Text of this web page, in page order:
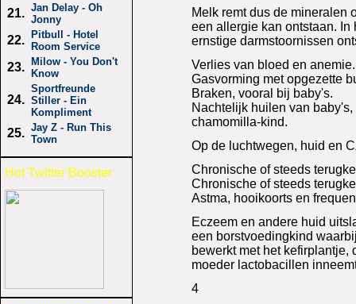
21. Jan Delay - Oh
Jonny
22.
Pitbull - Hotel
Room Service
23.
Milow - You Don't
Know
24.
Sportfreunde
Stiller - Ein
Kompliment
25. Jay Z - Run This
Town
Hot Twitter Booster
Melk remt dus de mineralen
een allergie kan ontstaan. In
ernstige darmstoornissen
Verlies van bloed en anemie.
Gasvorming met opgezette
Braken, vooral bij baby's.
Nachtelijk huilen van
chamomilla-kind.
Op de luchtwegen, huid en
Chronische of steeds
Chronische of steeds
Astma, hooikoorts en
Eczeem en andere huid
een borstvoedingkind
bewerkt met het
moeder lactobacillen
4